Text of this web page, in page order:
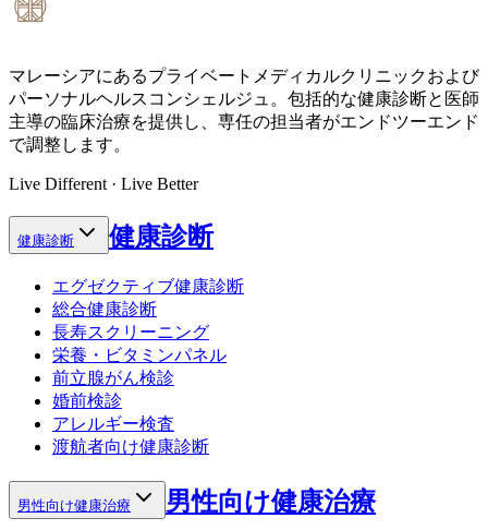
マレーシアにあるプライベートメディカルクリニックおよび
パーソナルヘルスコンシェルジュ。包括的な健康診断と医師
主導の臨床治療を提供し、専任の担当者がエンドツーエンド
で調整します。
Live Different · Live Better
健康診断 健康診断
エグゼクティブ健康診断
総合健康診断
長寿スクリーニング
栄養・ビタミンパネル
前立腺がん検診
婚前検診
アレルギー検査
渡航者向け健康診断
男性向け健康治療 男性向け健康治療